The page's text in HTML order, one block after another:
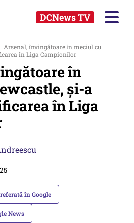
DCNews TV
Arsenal, învingătoare în meciul cu
în Liga Campionilor
în
și-a
în Liga
în Google
News